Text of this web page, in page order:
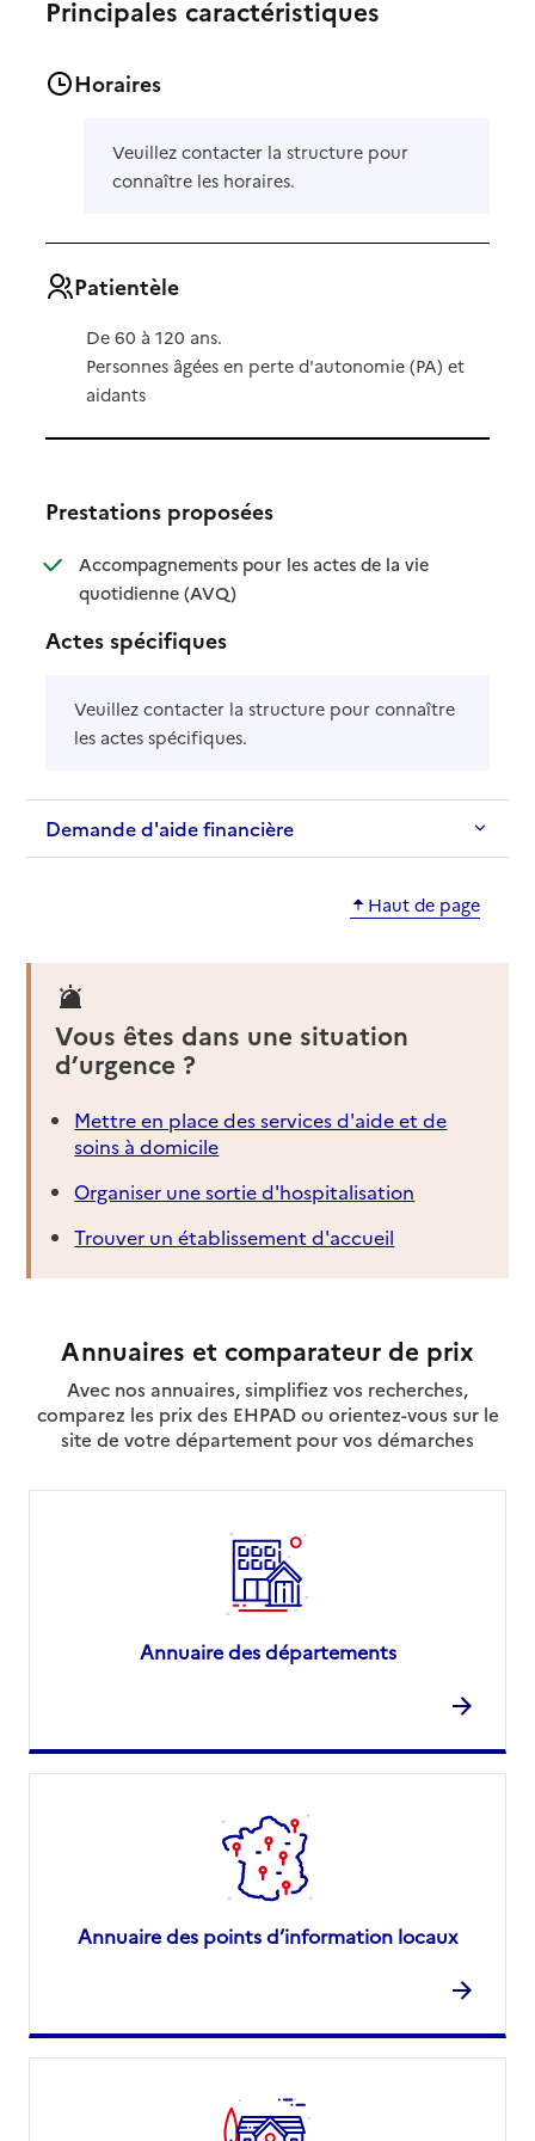
Principales caractéristiques
Horaires
Veuillez contacter la structure pour
connaître les horaires.
Patientèle
De 60 à 120 ans.
Personnes âgées en perte d'autonomie (PA) et
aidants
Prestations proposées
Accompagnements pour les actes de la vie
quotidienne (AVQ): disponible
: non disponible
Actes spécifiques
Veuillez contacter la structure pour connaître
les actes spécifiques.
Demande d'aide financière
Haut de page
Vous êtes dans une situation
d’urgence ?
Mettre en place des services d'aide et de
soins à domicile
Organiser une sortie d'hospitalisation
Trouver un établissement d'accueil
Annuaires et comparateur de prix
Avec nos annuaires, simplifiez vos recherches,
comparez les prix des EHPAD ou orientez-vous sur le
site de votre département pour vos démarches
Annuaire des départements
Annuaire des points d’information locaux